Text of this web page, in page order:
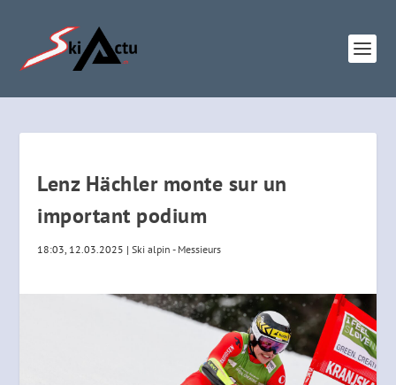
Lenz Hächler monte sur un
important podium
18:03, 12.03.2025 |Ski alpin - Messieurs